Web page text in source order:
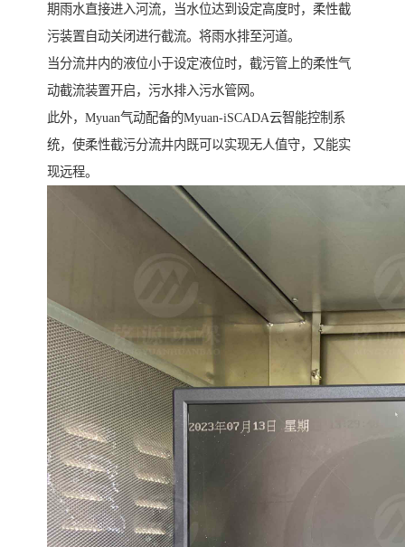
期雨水直接进入河流，当水位达到设定高度时，柔性截
污装置自动关闭进行截流。将雨水排至河道。
当分流井内的液位小于设定液位时，截污管上的柔性气
动截流装置开启，污水排入污水管网。
此外，Myuan气动配备的Myuan-iSCADA云智能控制系
统，使柔性截污分流井内既可以实现无人值守，又能实
现远程。